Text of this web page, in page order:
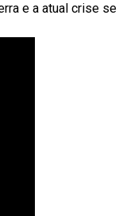
e a atual crise se